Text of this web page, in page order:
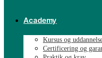
Academy
Kursus og
Certificering og